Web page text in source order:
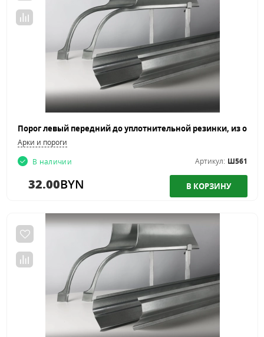
Арки и пороги
В наличии
Артикул: Ш561
32.00BYN